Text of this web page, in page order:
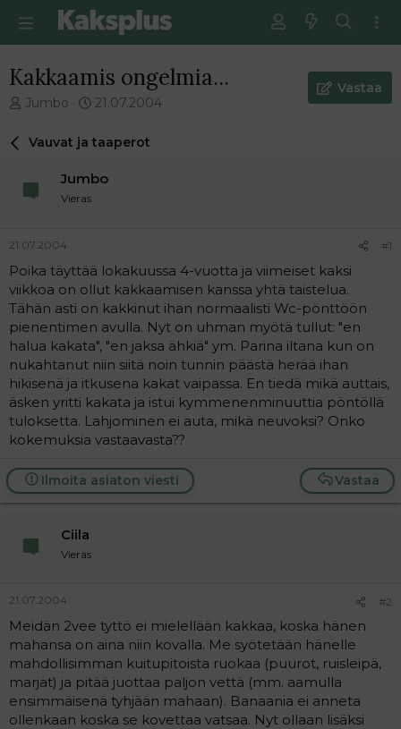
Kakkaamis ongelmia...
V
e
i
t
u
n
a
l
o
t
t
a
j
a
Jumbo
E
s
m
n
v
i
e
s
i
21.07.2004
Vastaa
Vauvat ja taaperot
Jumbo
Vieras
21.07.2004 #1
Poika täyttää lokakuussa 4-vuotta ja viimeiset kaksi
viikkoa on ollut kakkaamisen kanssa yhtä taistelua.
Tähän asti on kakkinut ihan normaalisti Wc-pönttöön
pienentimen avulla. Nyt on uhman myötä tullut: "en
halua kakata", "en jaksa ähkiä" ym. Parina iltana kun on
nukahtanut niin siitä noin tunnin päästä herää ihan
hikisenä ja itkusena kakat vaipassa. En tiedä mikä auttais,
äsken yritti kakata ja istui kymmenenminuuttia pöntöllä
tuloksetta. Lahjominen ei auta, mikä neuvoksi? Onko
kokemuksia vastaavasta??
Vastaa
Ilmoita asiaton viesti
Ciila
Vieras
21.07.2004 #2
Meidän 2vee tyttö ei mielellään kakkaa, koska hänen
mahansa on aina niin kovalla. Me syötetään hänelle
mahdollisimman kuitupitoista ruokaa (puurot, ruisleipä,
marjat) ja pitää juottaa paljon vettä (mm. aamulla
ensimmäisenä tyhjään mahaan). Banaania ei anneta
ollenkaan koska se kovettaa vatsaa. Nyt ollaan lisäksi